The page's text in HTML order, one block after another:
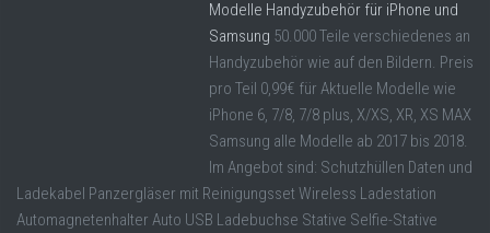
Modelle Handyzubehör für iPhone und
Samsung 50.000 Teile verschiedenes an
Handyzubehör wie auf den Bildern. Preis
pro Teil 0,99€ für Aktuelle Modelle wie
iPhone 6, 7/8, 7/8 plus, X/XS, XR, XS MAX
Samsung alle Modelle ab 2017 bis 2018.
Im Angebot sind: Schutzhüllen Daten und
Ladekabel Panzergläser mit Reinigungsset Wireless Ladestation
Automagnetenhalter Auto USB Ladebuchse Stative Selfie-Stative